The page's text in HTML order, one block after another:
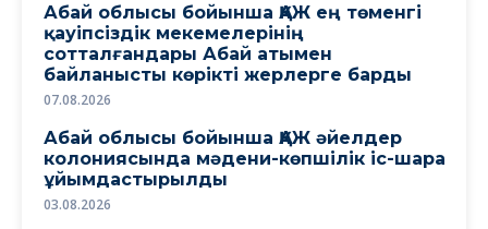
Абай облысы бойынша ҚАЖ ең төменгі
қауіпсіздік мекемелерінің
сотталғандары Абай атымен
байланысты көрікті жерлерге барды
07.08.2026
Абай облысы бойынша ҚАЖ әйелдер
колониясында мәдени-көпшілік іс-шара
ұйымдастырылды
03.08.2026